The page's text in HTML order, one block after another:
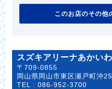
このお店のその他
スズキアリーナあかいわ
〒709-0855
岡山県岡山市東区瀬戸町沖
TEL :086-952-3700